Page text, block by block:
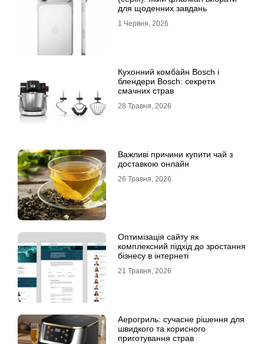
для щоденних завдань
1 Червня, 2026
Кухонний комбайн Bosch і
блендери Bosch: секрети
смачних страв
28 Травня, 2026
Важливі причини купити чай з
доставкою онлайн
26 Травня, 2026
Оптимізація сайту як
комплексний підхід до зростання
бізнесу в інтернеті
21 Травня, 2026
Аерогриль: сучасне рішення для
швидкого та корисного
приготування страв